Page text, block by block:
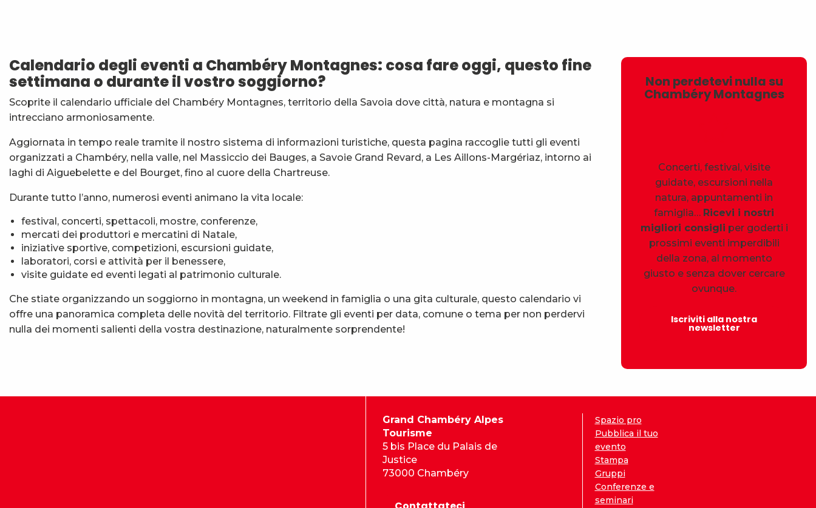
Vendredis en Musique : Sycamore Sisters
Stage multi-cordes escalade, via-ferrata, canyon (10-16 ans)
Jidé Waro en concert - Maloya (La Réunion)
7ème Symposium de sculpture et rencontre d'artistes
Initiation à la marqueterie de paille - Niveau 1 débutant
Esc'apéro aux Fruits de la Treille
Exposition : Messages/Images, graphisme d'intérêt général
Exposition de peinture Martine Sainte Mareville
Festi'Fecl
Calendario degli eventi a Chambéry Montagnes: cosa fare oggi, questo fine
settimana o durante il vostro soggiorno?
Scoprite il calendario ufficiale del Chambéry Montagnes, territorio della Savoia dove città, natura e montagna si
intrecciano armoniosamente.
Aggiornata in tempo reale tramite il nostro sistema di informazioni turistiche, questa pagina raccoglie tutti gli eventi
organizzati a Chambéry, nella valle, nel Massiccio dei Bauges, a Savoie Grand Revard, a Les Aillons-Margériaz, intorno ai
laghi di Aiguebelette e del Bourget, fino al cuore della Chartreuse.
Durante tutto l’anno, numerosi eventi animano la vita locale:
festival, concerti, spettacoli, mostre, conferenze,
mercati dei produttori e mercatini di Natale,
iniziative sportive, competizioni, escursioni guidate,
laboratori, corsi e attività per il benessere,
visite guidate ed eventi legati al patrimonio culturale.
Che stiate organizzando un soggiorno in montagna, un weekend in famiglia o una gita culturale, questo calendario vi
offre una panoramica completa delle novità del territorio. Filtrate gli eventi per data, comune o tema per non perdervi
nulla dei momenti salienti della vostra destinazione, naturalmente sorprendente!
Non perdetevi nulla su
Chambéry Montagnes
Concerti, festival, visite
guidate, escursioni nella
natura, appuntamenti in
famiglia… Ricevi i nostri
migliori consigli per goderti i
prossimi eventi imperdibili
della zona, al momento
giusto e senza dover cercare
ovunque.
Iscriviti alla nostra
newsletter
Grand Chambéry Alpes
Tourisme
5 bis Place du Palais de
Justice
73000 Chambéry
Spazio pro
Pubblica il tuo
evento
Stampa
Gruppi
Conferenze e
seminari